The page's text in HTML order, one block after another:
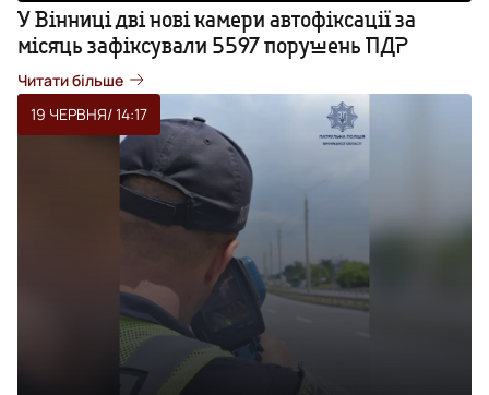
У Вінниці дві нові камери автофіксації за
місяць зафіксували 5597 порушень ПДР
Читати більше
19 ЧЕРВНЯ/ 14:17